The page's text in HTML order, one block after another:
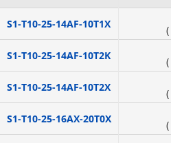
S1-T10-25-14AF-10T1X (
S1-T10-25-14AF-10T2K (
S1-T10-25-14AF-10T2X (
S1-T10-25-16AX-20T0X (